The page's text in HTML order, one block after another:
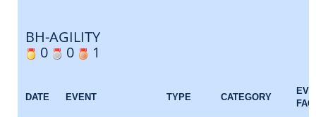
BH-AGILITY
0
0 1
DATE EVENT TYPE CATEGORY